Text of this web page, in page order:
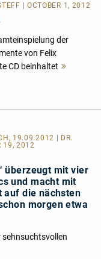
| OCTOBER 1, 2012
der
von Felix
CD beinhaltet
19.09.2012 | DR.
19, 2012
überzeugt mit vier
und macht mit
auf die nächsten
morgen etwa
sehnsuchtsvollen